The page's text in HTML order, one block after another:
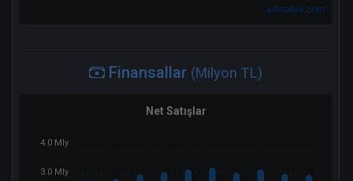
aifinable.com
Finansallar (Milyon TL)
Net Satışlar
4.0 Mly
3.0 Mly